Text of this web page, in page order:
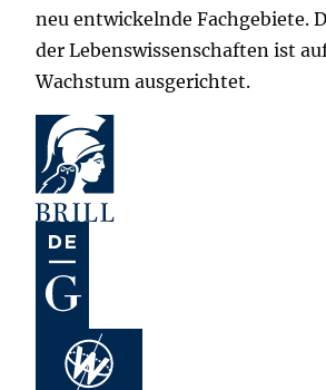
neu entwickelnde Fachgebiete.
der Lebenswissenschaften ist
Wachstum ausgerichtet.